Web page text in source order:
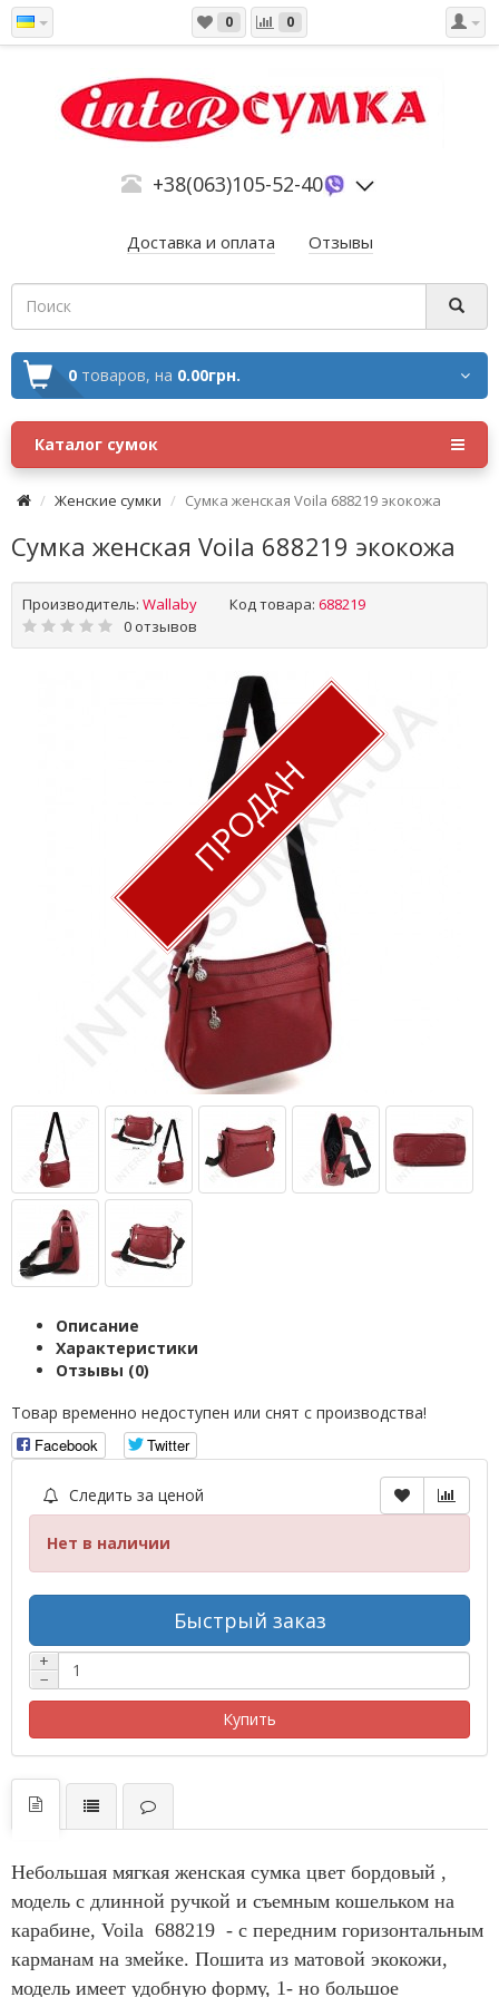
0 0
+38(063)105-52-40
Доставка и оплата Отзывы
0 товаров, на 0.00грн.
Каталог сумок
Женские сумки Сумка женская Voila 688219 экокожа
Сумка женская Voila 688219 экокожа
Производитель: Wallaby Код товара: 688219
0 отзывов
ПРОДАН
Описание
Характеристики
Отзывы (0)
Товар временно недоступен или снят с производства!
Facebook
Twitter
Следить за ценой
Нет в наличии
Быстрый заказ
+
−
Купить
Небольшая мягкая женская сумка цвет бордовый ,
модель с длинной ручкой и съемным кошельком на
карабине, Voila 688219 - с передним горизонтальным
карманам на змейке. Пошита из матовой экокожи,
модель имеет удобную форму, 1- но большое